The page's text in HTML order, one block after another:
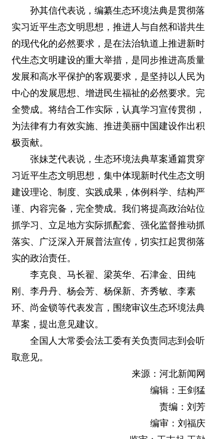
孙其信代表说，编纂生态环境法典是贯彻落
实习近平生态文明思想，推进人与自然和谐共生
的现代化的必然要求，是在法治轨道上推进新时
代生态文明建设的重大举措，是同步推进高质量
发展和高水平保护的客观要求，是坚持以人民为
中心的发展思想、增进民生福祉的必然要求。完
全赞成。将结合工作实际，认真学习宣传贯彻，
为法律有力有效实施、推进美丽中国建设作出积
极贡献。
张妹芝代表说，生态环境法典草案通篇贯穿
习近平生态文明思想，集中体现新时代生态文明
建设理论、制度、实践成果，体例科学、结构严
谨、内容完备，完全赞成。我们将提高政治站位
抓学习、立足地方实际抓配套、强化监督推动抓
落实、广泛深入开展普法宣传，切实扛起贯彻落
实的政治责任。
李克良、马长翟、梁英华、石津金、田纯
刚、李丹丹、杨会芳、杨保新、齐秀敏、李素
环、尚金锁等代表发言，围绕审议生态环境法典
草案，提出意见建议。
全国人大常委会法工委有关负责同志到会听
取意见。
来源：河北新闻网
编辑：王剑猛
责编：刘芳
编审：刘福庆